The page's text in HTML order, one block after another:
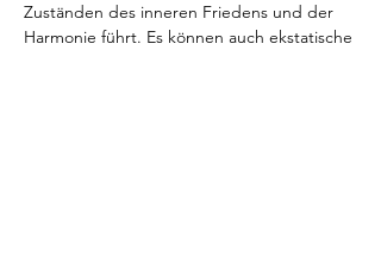
Zuständen des inneren Friedens und der
Harmonie führt. Es können auch ekstatische